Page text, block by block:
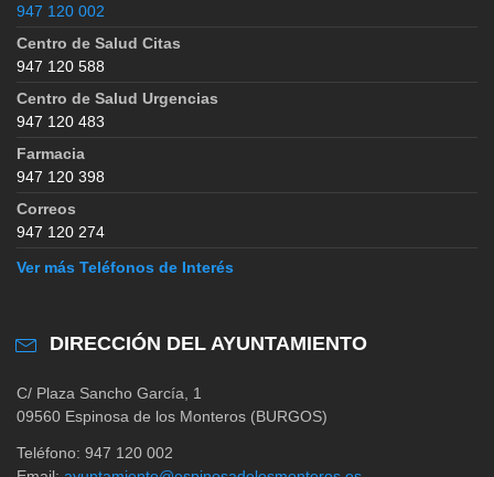
947 120 002
Centro de Salud Citas
947 120 588
Centro de Salud Urgencias
947 120 483
Farmacia
947 120 398
Correos
947 120 274
Ver más Teléfonos de Interés
DIRECCIÓN DEL AYUNTAMIENTO
C/ Plaza Sancho García, 1
09560 Espinosa de los Monteros (BURGOS)
Teléfono: 947 120 002